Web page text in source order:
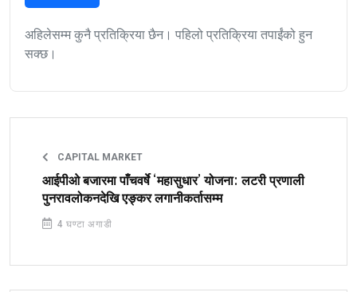
अहिलेसम्म कुनै प्रतिक्रिया छैन। पहिलो प्रतिक्रिया तपाईंको हुन
सक्छ।
CAPITAL MARKET
आईपीओ बजारमा पाँचवर्षे ‘महासुधार’ योजना: लटरी प्रणाली
पुनरावलोकनदेखि एङ्कर लगानीकर्तासम्म
4 घण्टा अगाडी